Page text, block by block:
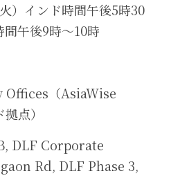
）インド時間午後5時30
午後9時～10時
Offices（AsiaWise
点）
DLF Corporate
Rd, DLF Phase 3,